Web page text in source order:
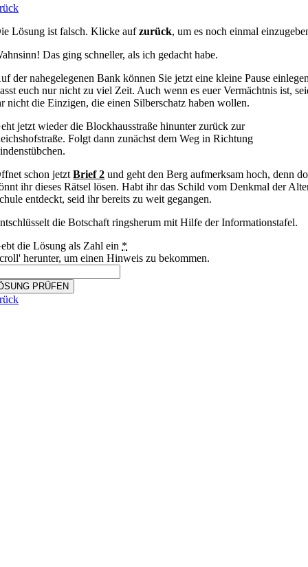
Lösung ist falsch. Klicke aufzurück, um es noch einmal
Das ging schneller, als ich gedacht habe.
der nahegelegenen Bank können Sie jetzt eine kleine Pause
euch nur nicht zu viel Zeit. Auch wenn es euer Vermächtnis ist,
nicht die Einzigen, die einen Silberschatz haben wollen.
jetzt wieder die Blockhausstraße hinunter zurück zur
Folgt dann zunächst dem Weg in Richtung
schon jetztBrief 2 und geht den Berg aufmerksam hoch, denn
ihr dieses Rätsel lösen. Habt ihr das Schild vom Denkmal der
entdeckt, seid ihr bereits zu weit gegangen.
die Botschaft ringsherum mit Hilfe der Informationstafel.
die Lösung als Zahl ein *
herunter, um einen Hinweis zu bekommen.
PRÜFEN